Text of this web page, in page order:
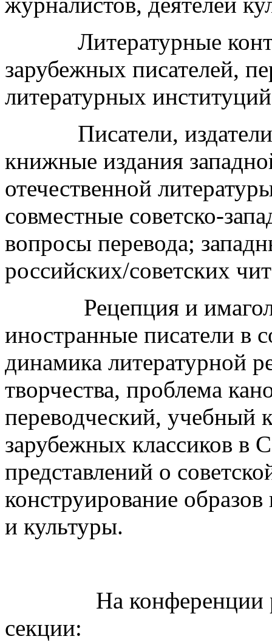
Литературные
зарубежных писателей,
литературных
Писатели, издатели и
книжные издания
отечественной
совместные советско-
вопросы перевода;
российских/советских
Рецепция и
иностранные писатели в
динамика литературной
творчества, проблема
переводческий, учебный
зарубежных классиков в
представлений о
конструирование
и культуры.
На конференции
секции: